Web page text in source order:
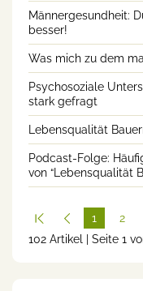
Männergesundheit:
besser!
Was mich zu dem
Psychosoziale
stark gefragt
Lebensqualität
Podcast-Folge:
von “Lebensqualität
1
(cur
2
102 Artikel | Seite 1